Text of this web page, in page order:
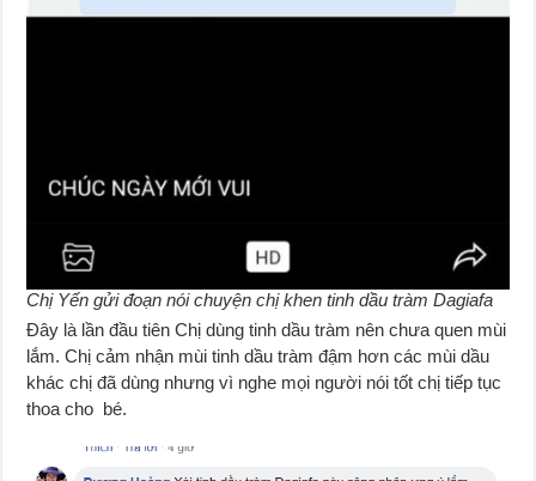
Chị Yến gửi đoạn nói chuyện chị khen tinh dầu tràm Dagiafa
Đây là lần đầu tiên Chị dùng tinh dầu tràm nên chưa quen mùi
lắm. Chị cảm nhận mùi tinh dầu tràm đậm hơn các mùi dầu
khác chị đã dùng nhưng vì nghe mọi người nói tốt chị tiếp tục
thoa cho bé.